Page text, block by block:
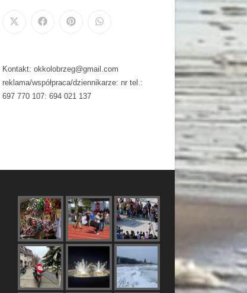
Kontakt: okkolobrzeg@gmail.com
reklama/współpraca/dziennikarze: nr tel.:
697 770 107: 694 021 137